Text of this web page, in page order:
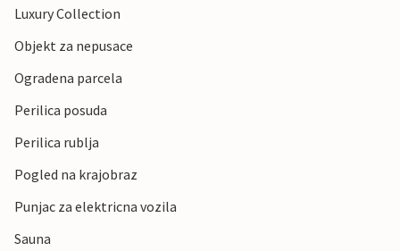
Luxury Collection
Objekt za nepusace
Ogradena parcela
Perilica posuda
Perilica rublja
Pogled na krajobraz
Punjac za elektricna vozila
Sauna